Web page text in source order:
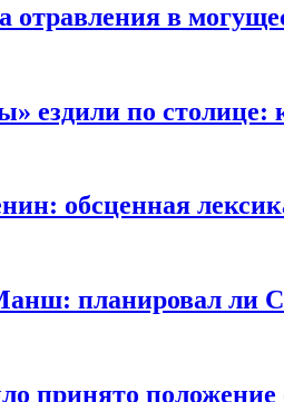
отравления в
ездили по
обсценная
планировал ли
принято